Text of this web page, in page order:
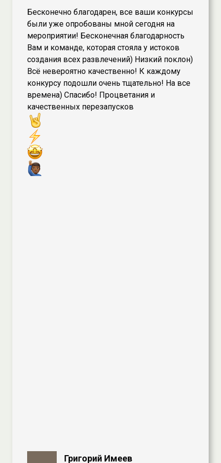
Бесконечно благодарен, все ваши конкурсы
были уже опробованы мной сегодня на
мероприятии! Бесконечная благодарность
Вам и команде, которая стояла у истоков
создания всех развлечений) Низкий поклон)
Всё невероятно качественно! К каждому
конкурсу подошли очень тщательно! На все
времена) Спасибо! Процветания и
качественных перезапусков
Григорий Имеев